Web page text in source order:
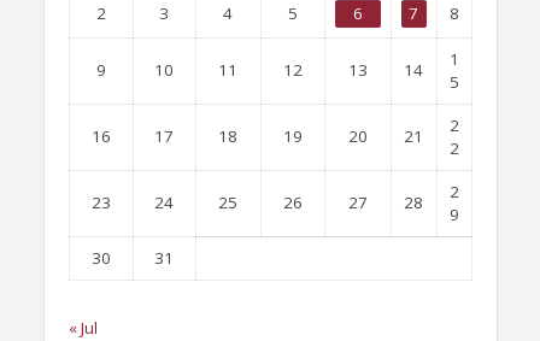
2 3 4 5 6 7 8
9 10 11 12 13 14
1
5
16 17 18 19 20 21
2
2
23 24 25 26 27 28
2
9
30
31
« Jul